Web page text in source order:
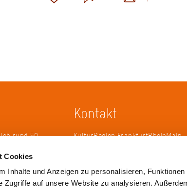
Cookies
Inhalte und Anzeigen zu personalisieren,
Zugriffe auf unsere Website zu analysieren.
rund 50
2005 die
Kontakt
KulturRegion FrankfurtRheinMain
Tel.: +49 69 2577-1700